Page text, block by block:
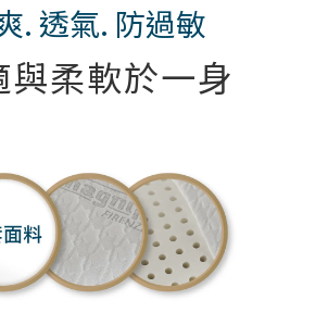
. 透氣. 防過敏
柔軟於一身